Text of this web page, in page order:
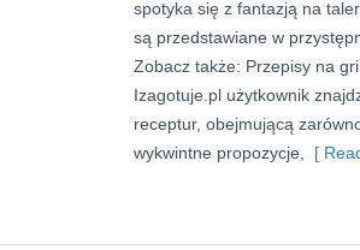
spotyka się z fantazją na
są przedstawiane w
Zobacz także: Przepisy na
Izagotuje.pl użytkownik
receptur, obejmującą
wykwintne propozycje,
[